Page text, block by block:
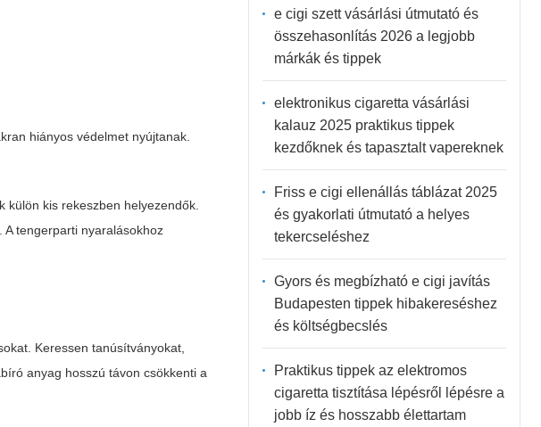
hiányos védelmet nyújtanak.
kis rekeszben helyezendők.
tengerparti nyaralásokhoz
Keressen tanúsítványokat,
anyag hosszú távon csökkenti a
e cigi szett vásárlási útmutató és
összehasonlítás 2026 a legjobb
márkák és tippek
elektronikus cigaretta vásárlási
kalauz 2025 praktikus tippek
kezdőknek és tapasztalt vapereknek
Friss e cigi ellenállás táblázat 2025
és gyakorlati útmutató a helyes
tekercseléshez
Gyors és megbízható e cigi javítás
Budapesten tippek hibakereséshez
és költségbecslés
Praktikus tippek az elektromos
cigaretta tisztítása lépésről lépésre a
jobb íz és hosszabb élettartam